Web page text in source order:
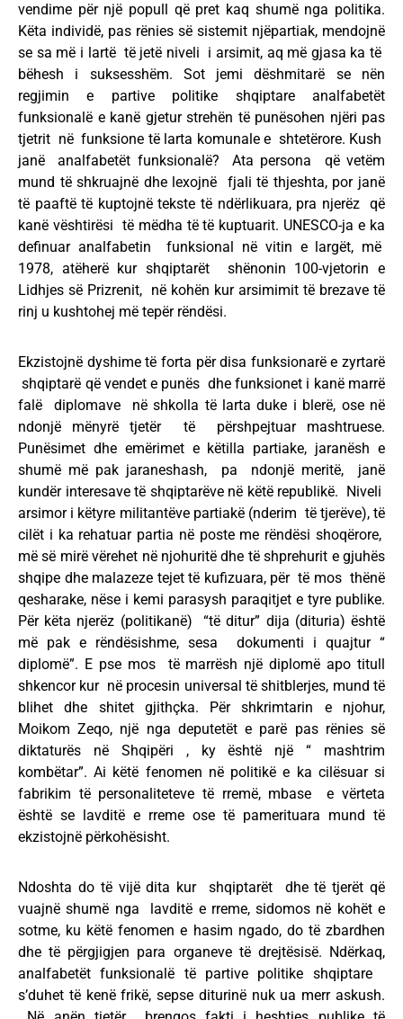
vendime për një popull që pret kaq shumë nga politika.
Këta individë, pas rënies së sistemit njëpartiak, mendojnë
se sa më i lartë të jetë niveli i arsimit, aq më gjasa ka të
bëhesh i suksesshëm. Sot jemi dëshmitarë se nën
regjimin e partive politike shqiptare analfabetët
funksionalë e kanë gjetur strehën të punësohen njëri pas
tjetrit në funksione të larta komunale e shtetërore. Kush
janë analfabetët funksionalë? Ata persona që vetëm
mund të shkruajnë dhe lexojnë fjali të thjeshta, por janë
të paaftë të kuptojnë tekste të ndërlikuara, pra njerëz që
kanë vështirësi të mëdha të të kuptuarit. UNESCO-ja e ka
definuar analfabetin funksional në vitin e largët, më
1978, atëherë kur shqiptarët shënonin 100-vjetorin e
Lidhjes së Prizrenit, në kohën kur arsimimit të brezave të
rinj u kushtohej më tepër rëndësi.
Ekzistojnë dyshime të forta për disa funksionarë e zyrtarë
shqiptarë që vendet e punës dhe funksionet i kanë marrë
falë diplomave në shkolla të larta duke i blerë, ose në
ndonjë mënyrë tjetër të përshpejtuar mashtruese.
Punësimet dhe emërimet e këtilla partiake, jaranësh e
shumë më pak jaraneshash, pa ndonjë meritë, janë
kundër interesave të shqiptarëve në këtë republikë. Niveli
arsimor i këtyre militantëve partiakë (nderim të tjerëve), të
cilët i ka rehatuar partia në poste me rëndësi shoqërore,
më së mirë vërehet në njohuritë dhe të shprehurit e gjuhës
shqipe dhe malazeze tejet të kufizuara, për të mos thënë
qesharake, nëse i kemi parasysh paraqitjet e tyre publike.
Për këta njerëz (politikanë) “të ditur” dija (dituria) është
më pak e rëndësishme, sesa dokumenti i quajtur “
diplomë”. E pse mos të marrësh një diplomë apo titull
shkencor kur në procesin universal të shitblerjes, mund të
blihet dhe shitet gjithçka. Për shkrimtarin e njohur,
Moikom Zeqo, një nga deputetët e parë pas rënies së
diktaturës në Shqipëri , ky është një “ mashtrim
kombëtar”. Ai këtë fenomen në politikë e ka cilësuar si
fabrikim të personaliteteve të rremë, mbase e vërteta
është se lavditë e rreme ose të pamerituara mund të
ekzistojnë përkohësisht.
Ndoshta do të vijë dita kur shqiptarët dhe të tjerët që
vuajnë shumë nga lavditë e rreme, sidomos në kohët e
sotme, ku këtë fenomen e hasim ngado, do të zbardhen
dhe të përgjigjen para organeve të drejtësisë. Ndërkaq,
analfabetët funksionalë të partive politike shqiptare
s’duhet të kenë frikë, sepse diturinë nuk ua merr askush.